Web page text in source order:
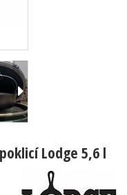
Lodge 5,6 l